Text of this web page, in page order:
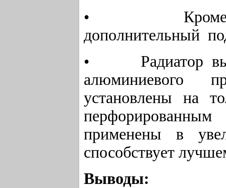
• Кроме
дополнительный
• Радиатор
алюминиевого
установлены на
применены в
способствует
Выводы: